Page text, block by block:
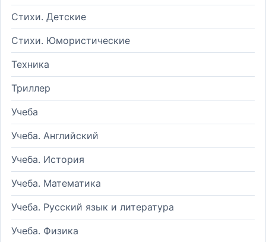
Стихи. Детские
Стихи. Юмористические
Техника
Триллер
Учеба
Учеба. Английский
Учеба. История
Учеба. Математика
Учеба. Русский язык и литература
Учеба. Физика